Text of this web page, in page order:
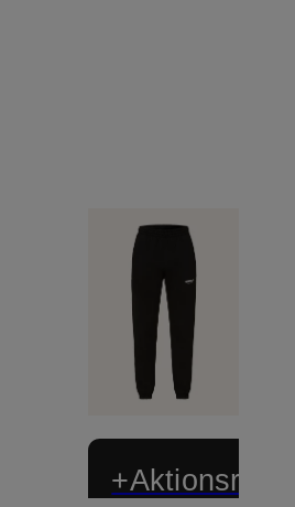
+Aktionsrabatt